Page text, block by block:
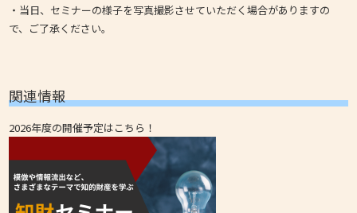
・当日、セミナーの様子を写真撮影させていただく場合がありますの
で、ご了承ください。
関連情報
2026年度の開催予定はこちら！